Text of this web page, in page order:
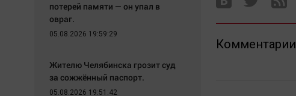
Комментарии
потерей памяти — он упал в
овраг.
05.08.2026 19:59:29
Жителю Челябинска грозит суд
за сожжённый паспорт.
05.08.2026 19:51:42